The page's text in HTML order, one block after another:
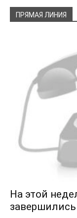
ПРЯМАЯ ЛИНИЯ
На этой
завершились